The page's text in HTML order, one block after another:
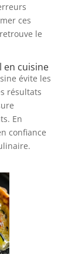
ces
le
en cuisine
évite les
résultats
En
confiance